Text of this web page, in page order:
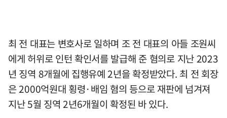
최 전 대표는 변호사로 일하며 조 전 대표의 아들 조원씨
에게 허위로 인턴 확인서를 발급해 준 혐의로 지난 2023
년 징역 8개월에 집행유예 2년을 확정받았다. 최 전 회장
은 2000억원대 횡령·배임 혐의 등으로 재판에 넘겨져
지난 5월 징역 2년6개월이 확정된 바 있다.